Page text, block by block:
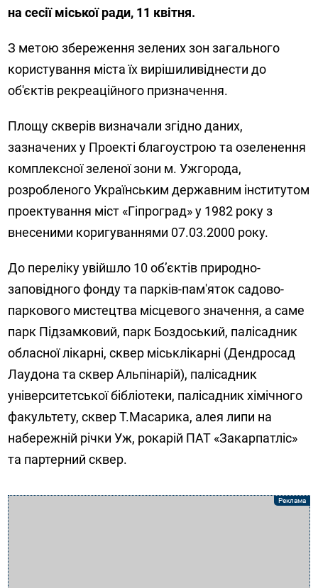
на сесії міської ради, 11 квітня.
З метою збереження зелених зон загального
користування міста їх вирішиливіднести до
об'єктів рекреаційного призначення.
Площу скверів визначали згідно даних,
зазначених у Проекті благоустрою та озеленення
комплексної зеленої зони м. Ужгорода,
розробленого Українським державним інститутом
проектування міст «Гіпроград» у 1982 року з
внесеними коригуваннями 07.03.2000 року.
До переліку увійшло 10 об’єктів природно-
заповідного фонду та парків-пам'яток садово-
паркового мистецтва місцевого значення, а саме
парк Підзамковий, парк Боздоський, палісадник
обласної лікарні, сквер міськлікарні (Дендросад
Лаудона та сквер Альпінарій), палісадник
університетської бібліотеки, палісадник хімічного
факультету, сквер Т.Масарика, алея липи на
набережній річки Уж, рокарій ПАТ «Закарпатліс»
та партерний сквер.